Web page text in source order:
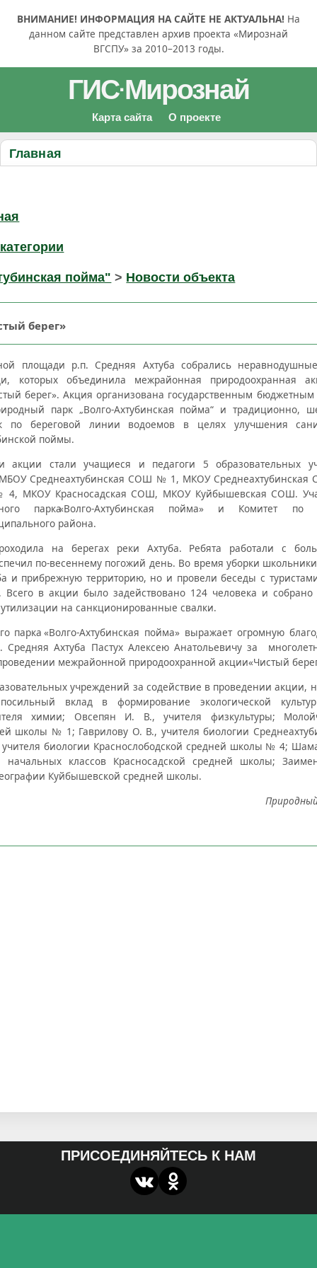
ВНИМАНИЕ! ИНФОРМАЦИЯ НА САЙТЕ НЕ АКТУАЛЬНА! На
данном сайте представлен архив проекта «Мирознай
ВГСПУ» за 2010–2013 годы.
ГИС·Мирознай
Карта сайта О проекте
Главная
пойма" > Новости объекта
берег»
площади р.п. Средняя Ахтуба собрались
которых объединила межрайонная природоохранная
берег». Акция организована государственным
парк „Волго-Ахтубинская пойма“ и традиционно,
по береговой линии водоемов в целях улучшения
поймы.
акции стали учащиеся и педагоги 5 образовательных
Среднеахтубинская СОШ № 1, МКОУ
4, МКОУ Красносадская СОШ, МКОУ Куйбышевская СОШ.
парка«Волго-Ахтубинская пойма» и Комитет по
района.
на берегах реки Ахтуба. Ребята работали с
по-весеннему погожий день. Во время уборки
и прибрежную территорию, но и провели беседы с
Всего в акции было задействовано 124 человека и
на санкционированные свалки.
парка«Волго-Ахтубинская пойма» выражает огромную
Средняя Ахтуба Пастух Алексею Анатольевичу за
межрайонной природоохранной акции«Чистый
учреждений за содействие в проведении акции,
вклад в формирование экологической
химии; Овсепян И. В., учителя физкультуры;
школы № 1; Гаврилову О. В., учителя биологии
биологии Краснослободской средней школы № 4;
классов Красносадской средней школы;
Куйбышевской средней школы.
ПРИСОЕДИНЯЙТЕСЬ К НАМ